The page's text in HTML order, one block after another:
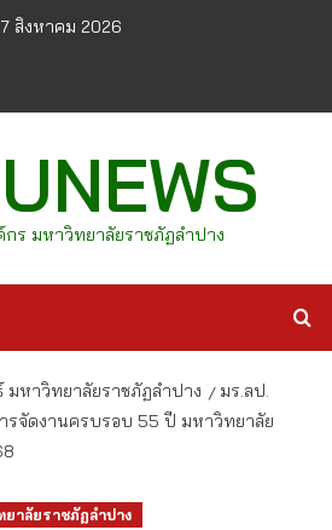
7 สิงหาคม 2026
กร มหาวิทยาลัยราชภัฏลำปาง
มหาวิทยาลัยราชภัฏลำปาง
มร.ลป.
รจัดงานครบรอบ 55 ปี มหาวิทยาลัย
าลัยราชภัฏลำปาง